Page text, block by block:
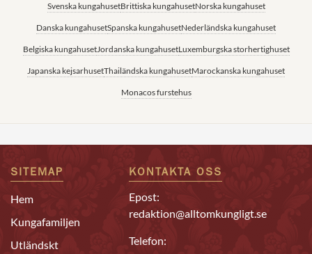
Svenska kungahusetBrittiska kungahusetNorska kungahuset
Danska kungahusetSpanska kungahusetNederländska kungahuset
Belgiska kungahusetJordanska kungahusetLuxemburgska storhertighuset
Japanska kejsarhusetThailändska kungahusetMarockanska kungahuset
Monacos furstehus
SITEMAP
Hem
Kungafamiljen
Utländskt
KONTAKTA OSS
Epost:
redaktion@alltomkungligt.se
Telefon: